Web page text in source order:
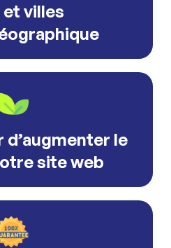
villes
d’augmenter le
site web